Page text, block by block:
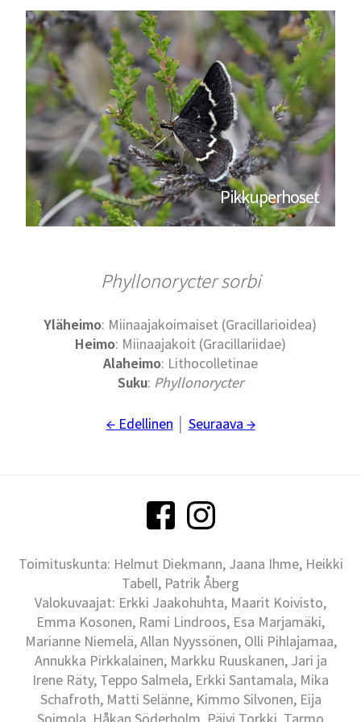
Pikkuperhoset
Phyllonorycter sorbi
Yläheimo: Miinaajakoimaiset (Gracillarioidea)
Heimo: Miinaajakoit (Gracillariidae)
Alaheimo: Lithocolletinae
Suku: Phyllonorycter
← Edellinen Seuraava →
Toimituskunta: Helmut Diekmann, Jaana Ihme, Heikki
Tabell, Patrik Åberg
Valokuvaajat: Erkki Jaakohuhta, Maarit Koivisto,
Emma Kosonen, Rami Lindroos, Esa Marjamäki,
Marianne Niemelä, Allan Nyyssönen, Olli Pihlajamaa,
Annukka Pirkkalainen, Markku Ruuskanen, Jari ja
Irene Räty, Teppo Salmela, Erkki Santamala, Mika
Schafroth, Matti Selänne, Kimmo Silvonen, Eija